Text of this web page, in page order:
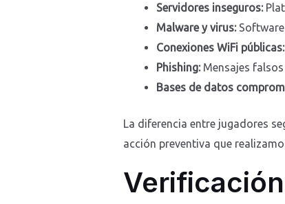
Servidores inseguros:
Malware y virus:Software
Conexiones WiFi públicas:
Phishing:Mensajes
Bases de datos
La diferencia entre jugadores
acción preventiva que